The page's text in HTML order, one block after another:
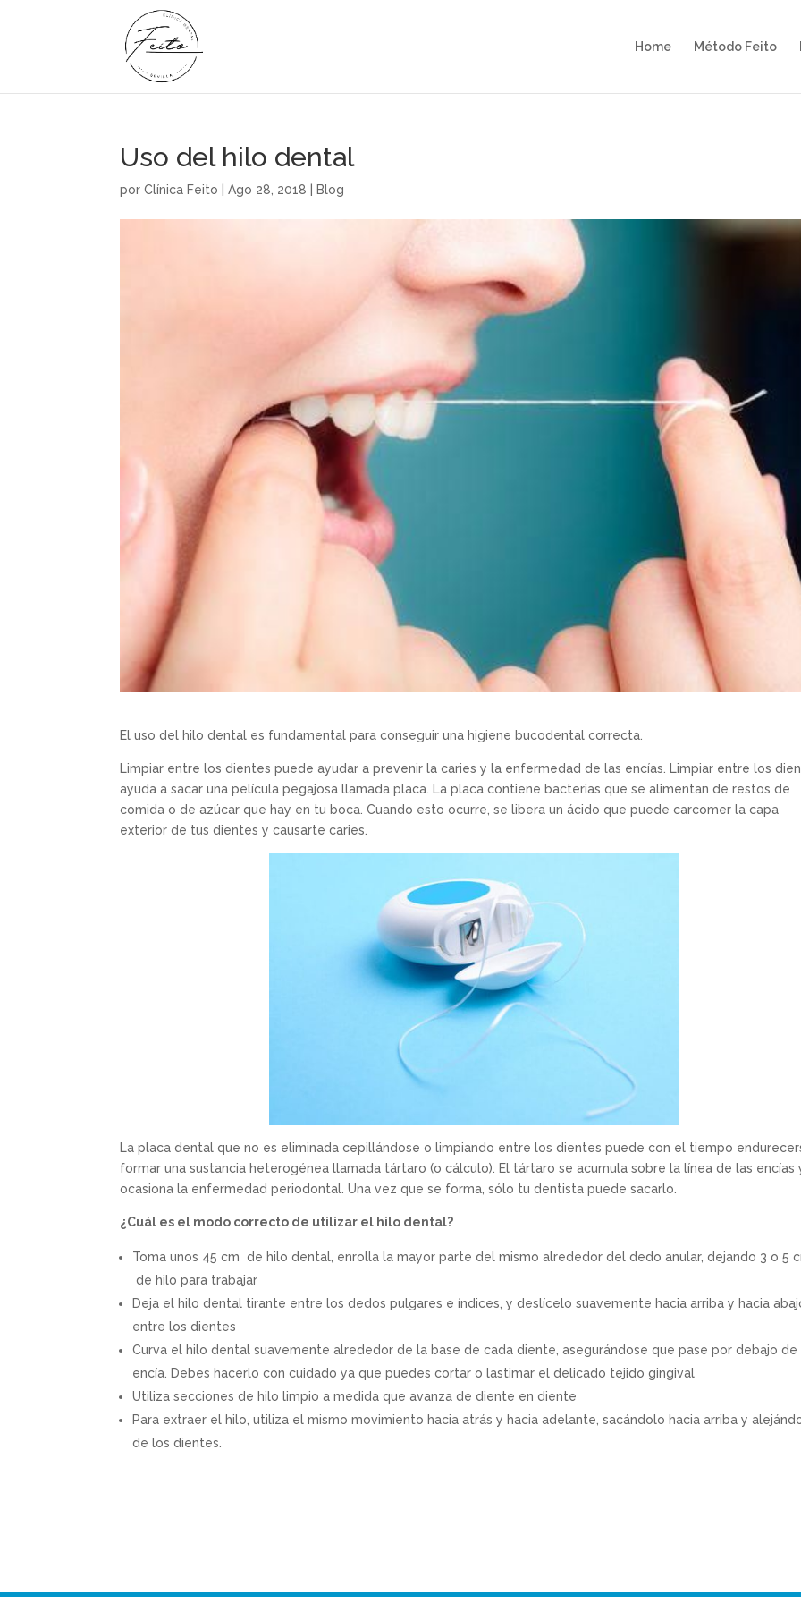
Home Método Feito
Uso del hilo dental
porClínica Feito |Ago 28, 2018 Blog
El uso del hilo dental es fundamental para conseguir una higiene bucodental correcta.
Limpiar entre los dientes puede ayudar a prevenir la caries y la enfermedad de las encías. Limpiar entre los
ayuda a sacar una película pegajosa llamada placa. La placa contiene bacterias que se alimentan de restos de
comida o de azúcar que hay en tu boca. Cuando esto ocurre, se libera un ácido que puede carcomer la capa
exterior de tus dientes y causarte caries.
La placa dental que no es eliminada cepillándose o limpiando entre los dientes puede con el tiempo
formar una sustancia heterogénea llamada tártaro (o cálculo). El tártaro se acumula sobre la línea de las encías
ocasiona la enfermedad periodontal. Una vez que se forma, sólo tu dentista puede sacarlo.
¿Cuál es el modo correcto de utilizar el hilo dental?
Toma unos 45 cm de hilo dental, enrolla la mayor parte del mismo alrededor del dedo anular, dejando 3 o 5
de hilo para trabajar
Deja el hilo dental tirante entre los dedos pulgares e índices, y deslícelo suavemente hacia arriba y hacia
entre los dientes
Curva el hilo dental suavemente alrededor de la base de cada diente, asegurándose que pase por debajo de
encía. Debes hacerlo con cuidado ya que puedes cortar o lastimar el delicado tejido gingival
Utiliza secciones de hilo limpio a medida que avanza de diente en diente
Para extraer el hilo, utiliza el mismo movimiento hacia atrás y hacia adelante, sacándolo hacia arriba y
de los dientes.